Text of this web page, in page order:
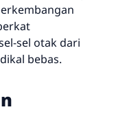
sel otak dari
bebas.